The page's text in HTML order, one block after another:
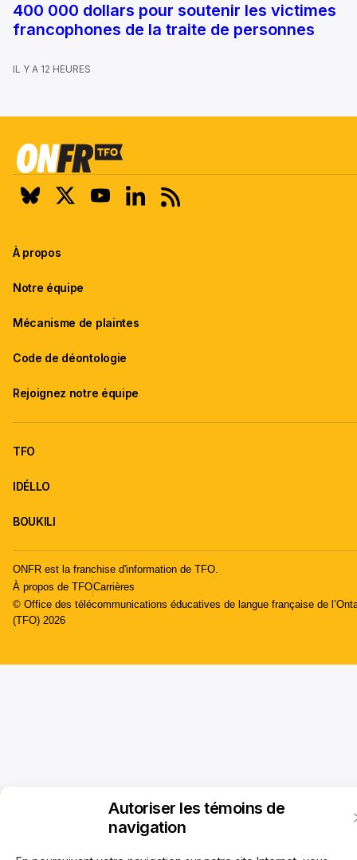
Autoriser les témoins de
navigation
400 000 dollars pour soutenir les victimes
francophones de la traite de personnes
IL Y A 12 HEURES
À propos
Notre équipe
Mécanisme de plaintes
Code de déontologie
Rejoignez notre équipe
TFO
IDÉLLO
BOUKILI
ONFR est la franchise d'information de TFO.
À propos de TFOCarrières
© Office des télécommunications éducatives de langue française de
(TFO) 2026